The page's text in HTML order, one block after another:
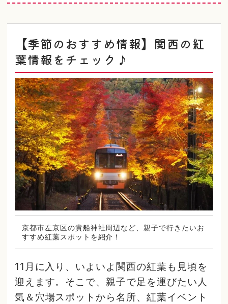
【季節のおすすめ情報】関西の紅
葉情報をチェック♪
京都市左京区の貴船神社周辺など、親子で行きたいお
すすめ紅葉スポットを紹介！
11月に入り、いよいよ関西の紅葉も見頃を
迎えます。そこで、親子で足を運びたい人
気＆穴場スポットから名所、紅葉イベント